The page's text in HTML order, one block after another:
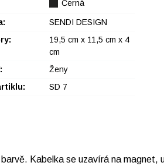
Černá
SENDI DESIGN
19,5 cm x 11,5 cm x 4
cm
Ženy
SD 7
Kabelka se uzavírá na